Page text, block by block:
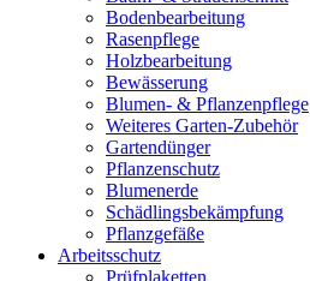
Bodenbearbeitung
Rasenpflege
Holzbearbeitung
Bewässerung
Blumen- & Pflanzenpflege
Weiteres Garten-Zubehör
Gartendünger
Pflanzenschutz
Blumenerde
Schädlingsbekämpfung
Pflanzgefäße
Arbeitsschutz
Prüfplaketten